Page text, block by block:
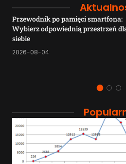
Przewodnik po pamięci smartfona:
Wybierz odpowiednią przestrzeń
siebie
2026-08-04